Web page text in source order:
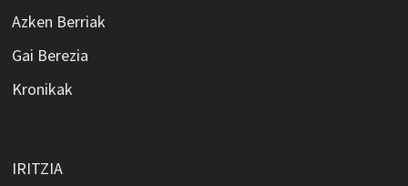
Azken Berriak
Gai Berezia
Kronikak
IRITZIA